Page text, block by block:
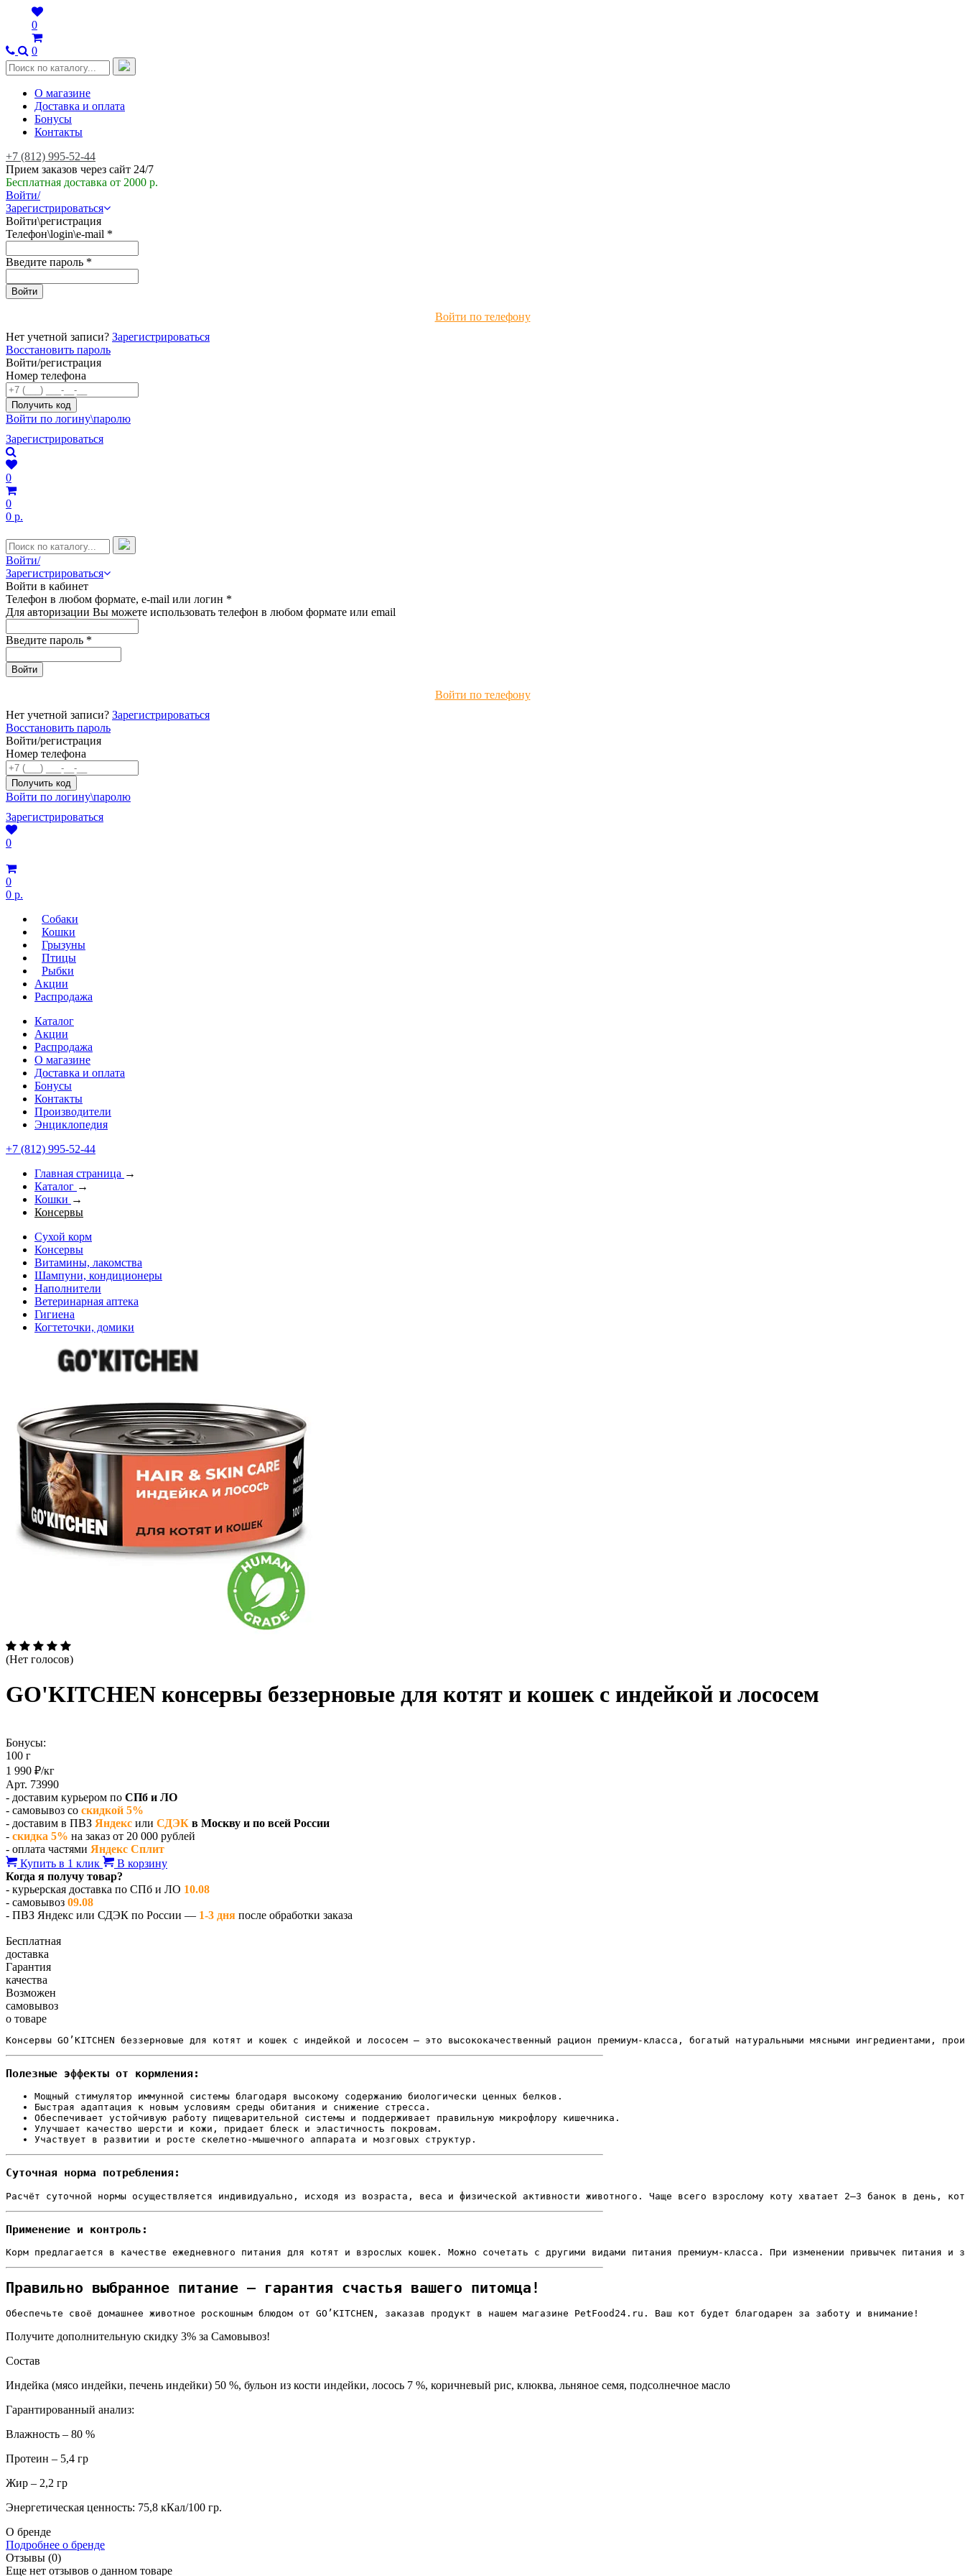
0
0
О магазине
Доставка и оплата
Бонусы
Контакты
+7 (812) 995-52-44
Прием заказов через сайт 24/7
Бесплатная доставка от 2000 р.
Войти/
Зарегистрироваться
Войти\регистрация
Телефон\login\e-mail *
Введите пароль *
Войти по телефону
Нет учетной записи? Зарегистрироваться
Восстановить пароль
Войти/регистрация
Номер телефона
Войти по логину\паролю
Зарегистрироваться
0
0
0 р.
Войти/
Зарегистрироваться
Войти в кабинет
Телефон в любом формате, e-mail или логин *
Для авторизации Вы можете использовать телефон в любом формате или email
Введите пароль *
Войти по телефону
Нет учетной записи? Зарегистрироваться
Восстановить пароль
Войти/регистрация
Номер телефона
Войти по логину\паролю
Зарегистрироваться
0
0
0 р.
Собаки
Кошки
Грызуны
Птицы
Рыбки
Акции
Распродажа
Каталог
Акции
Распродажа
О магазине
Доставка и оплата
Бонусы
Контакты
Производители
Энциклопедия
+7 (812) 995-52-44
Главная страница →
Каталог →
Кошки →
Консервы
Сухой корм
Консервы
Витамины, лакомства
Шампуни, кондиционеры
Наполнители
Ветеринарная аптека
Гигиена
Когтеточки, домики
(Нет голосов)
GO'KITCHEN консервы беззерновые для котят и кошек с индейкой и лососем
Бонусы:
100 г
1 990 ₽/кг
Арт. 73990
- доставим курьером по СПб и ЛО
- самовывоз со скидкой 5%
- доставим в ПВЗ Яндекс или СДЭК в Москву и по всей России
- скидка 5% на заказ от 20 000 рублей
- оплата частями Яндекс Сплит
Купить в 1 клик
В корзину
Когда я получу товар?
- курьерская доставка по СПб и ЛО 10.08
- самовывоз 09.08
- ПВЗ Яндекс или СДЭК по России — 1-3 дня после обработки заказа
Бесплатная
доставка
Гарантия
качества
Возможен
самовывоз
о товаре
Консервы GO’KITCHEN беззерновые для котят и кошек с индейкой и лососем — это высококачественный рацион премиум-класса, богатый натуральными мясными
Полезные эффекты от кормления:
Мощный стимулятор иммунной системы благодаря высокому содержанию биологически ценных белков.
Быстрая адаптация к новым условиям среды обитания и снижение стресса.
Обеспечивает устойчивую работу пищеварительной системы и поддерживает правильную микрофлору кишечника.
Улучшает качество шерсти и кожи, придает блеск и эластичность покровам.
Участвует в развитии и росте скелетно-мышечного аппарата и мозговых структур.
Суточная норма потребления:
Расчёт суточной нормы осуществляется индивидуально, исходя из возраста, веса и физической активности животного. Чаще всего взрослому коту хватает 2–3 банок в день,
Применение и контроль:
Корм предлагается в качестве ежедневного питания для котят и взрослых кошек. Можно сочетать с другими видами питания премиум-класса. При изменении привычек питания и
Правильно выбранное питание — гарантия счастья вашего питомца!
Обеспечьте своё домашнее животное роскошным блюдом от GO’KITCHEN, заказав продукт в нашем магазине PetFood24.ru. Ваш кот будет благодарен за заботу и внимание!
Получите дополнительную скидку 3% за Самовывоз!
Состав
Индейка (мясо индейки, печень индейки) 50 %, бульон из кости индейки, лосось 7 %, коричневый рис, клюква, льняное семя, подсолнечное масло
Гарантированный анализ:
Влажность – 80 %
Протеин – 5,4 гр
Жир – 2,2 гр
Энергетическая ценность: 75,8 кКал/100 гр.
О бренде
Подробнее о бренде
Отзывы (0)
Еще нет отзывов о данном товаре